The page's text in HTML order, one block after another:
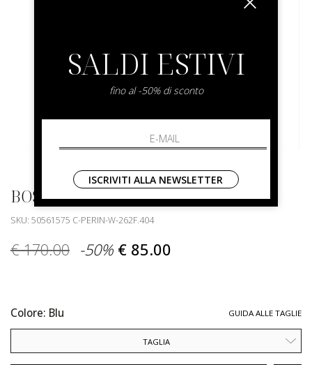
BOSS
SKU: 50561575 C-PERIN-W-262F.404
€ 170.00 -50% € 85.00
Colore: Blu GUIDA ALLE TAGLIE
TAGLIA
SALDI ESTIVI
fino al -50% di sconto
ISCRIVITI ALLA NEWSLETTER